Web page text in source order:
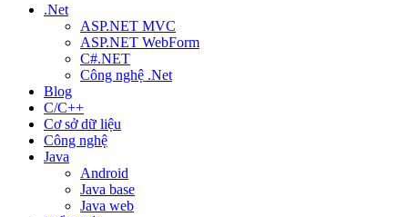
.Net
ASP.NET MVC
ASP.NET WebForm
C#.NET
Công nghệ .Net
Blog
C/C++
Cơ sở dữ liệu
Công nghệ
Java
Android
Java base
Java web